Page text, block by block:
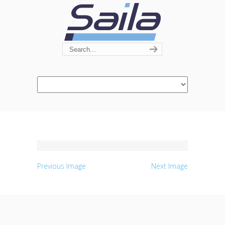
Previous Image Next Image